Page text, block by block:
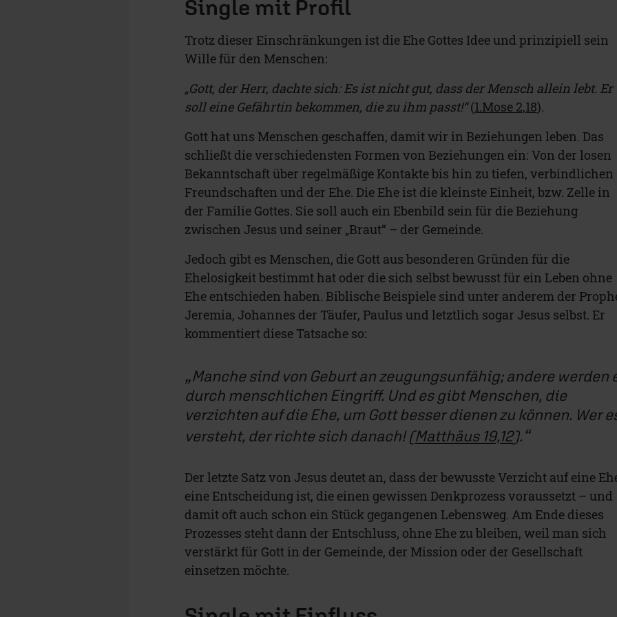
Single mit Profil
Trotz dieser Einschränkungen ist die Ehe Gottes Idee und prinzipiell sein
Wille für den Menschen:
„Gott, der Herr, dachte sich: Es ist nicht gut, dass der Mensch allein lebt. Er
soll eine Gefährtin bekommen, die zu ihm passt!“(1.Mose 2,18).
Gott hat uns Menschen geschaffen, damit wir in Beziehungen leben. Das
schließt die verschiedensten Formen von Beziehungen ein: Von der losen
Bekanntschaft über regelmäßige Kontakte bis hin zu tiefen, verbindlichen
Freundschaften und der Ehe. Die Ehe ist die kleinste Einheit, bzw. Zelle in
der Familie Gottes. Sie soll auch ein Ebenbild sein für die Beziehung
zwischen Jesus und seiner „Braut“ – der Gemeinde.
Jedoch gibt es Menschen, die Gott aus besonderen Gründen für die
Ehelosigkeit bestimmt hat oder die sich selbst bewusst für ein Leben ohne
Ehe entschieden haben. Biblische Beispiele sind unter anderem der
Jeremia, Johannes der Täufer, Paulus und letztlich sogar Jesus selbst. Er
kommentiert diese Tatsache so:
Manche sind von Geburt an zeugungsunfähig; andere werden
durch menschlichen Eingriff. Und es gibt Menschen, die
verzichten auf die Ehe, um Gott besser dienen zu können. Wer
versteht, der richte sich danach!(Matthäus 19,12).
Der letzte Satz von Jesus deutet an, dass der bewusste Verzicht auf eine
eine Entscheidung ist, die einen gewissen Denkprozess voraussetzt – und
damit oft auch schon ein Stück gegangenen Lebensweg. Am Ende dieses
Prozesses steht dann der Entschluss, ohne Ehe zu bleiben, weil man sich
verstärkt für Gott in der Gemeinde, der Mission oder der Gesellschaft
einsetzen möchte.